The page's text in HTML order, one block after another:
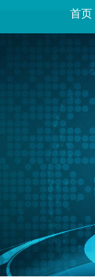
首页